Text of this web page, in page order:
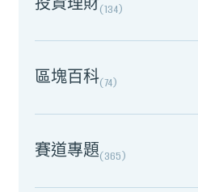
投資理財(134)
區塊百科(74)
賽道專題(365)